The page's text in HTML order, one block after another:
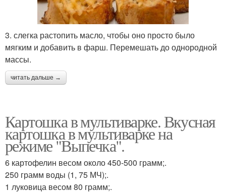
3. слегка растопить масло, чтобы оно просто было
мягким и добавить в фарш. Перемешать до однородной
массы.
читать дальше →
Картошка в мультиварке. Вкусная
картошка в мультиварке на
режиме "Выпечка".
6 картофелин весом около 450-500 грамм;.
250 грамм воды (1, 75 МЧ);.
1 луковица весом 80 грамм;.